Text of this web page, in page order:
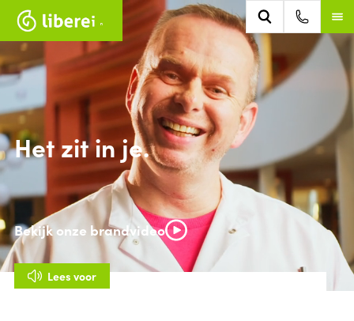
Het zit in je.
Lees voor
Bekijk onze brandvideo